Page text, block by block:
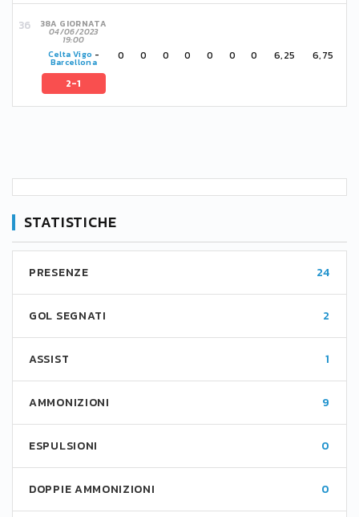
38A GIORNATA
04/06/2023
19:00
Celta Vigo -
Barcellona
2-1
0 0 0 0 0 0 0 6,25 6,75
STATISTICHE
PRESENZE 24
GOL SEGNATI 2
ASSIST 1
AMMONIZIONI 9
ESPULSIONI 0
DOPPIE AMMONIZIONI 0